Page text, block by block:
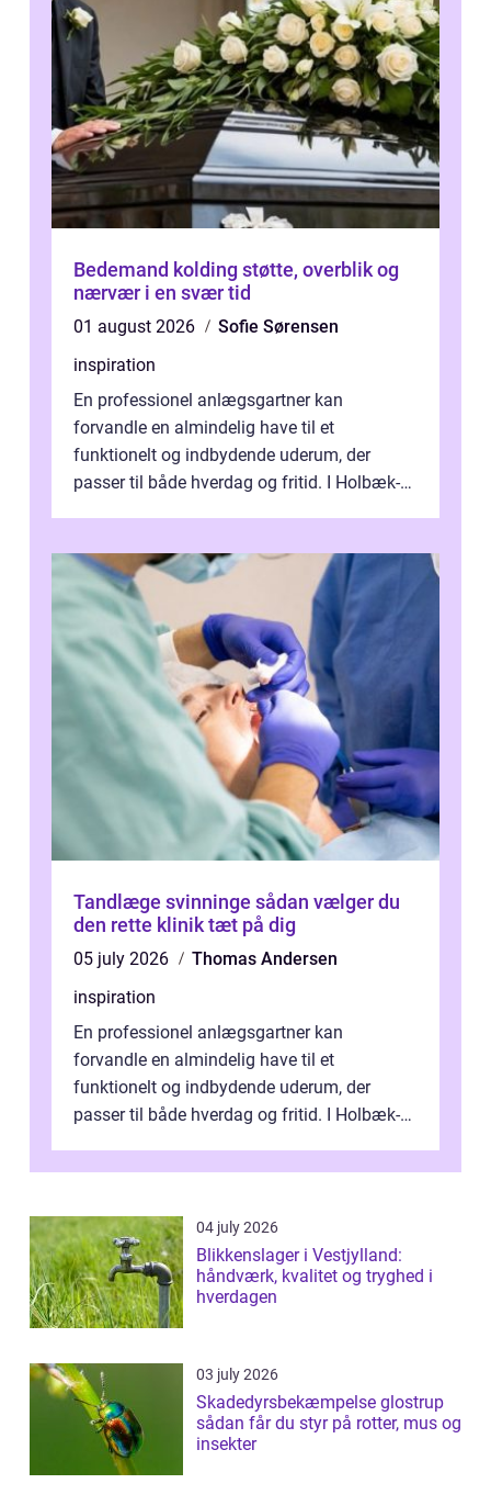
Bedemand kolding støtte, overblik og
nærvær i en svær tid
01 august 2026
Sofie Sørensen
inspiration
En professionel anlægsgartner kan
forvandle en almindelig have til et
funktionelt og indbydende uderum, der
passer til både hverdag og fritid. I Holbæk-
Tandlæge svinninge sådan vælger du
den rette klinik tæt på dig
05 july 2026
Thomas Andersen
inspiration
En professionel anlægsgartner kan
forvandle en almindelig have til et
funktionelt og indbydende uderum, der
passer til både hverdag og fritid. I Holbæk-
ønsker mere...
04 july 2026
Blikkenslager i Vestjylland:
håndværk, kvalitet og tryghed i
hverdagen
03 july 2026
Skadedyrsbekæmpelse glostrup
sådan får du styr på rotter, mus og
insekter